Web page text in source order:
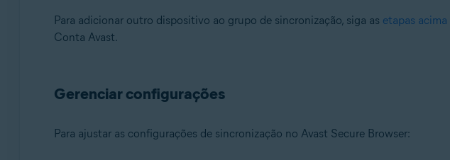
Para adicionar outro dispositivo ao grupo de sincronização, siga as etapas acima
Conta Avast.
Gerenciar configurações
Para ajustar as configurações de sincronização no Avast Secure Browser: